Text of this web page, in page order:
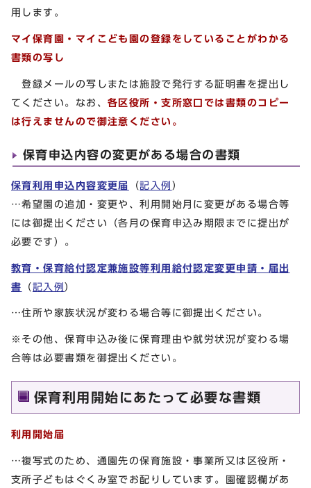
用します。
マイ保育園・マイこども園の登録をしていることがわかる
書類の写し
登録メールの写しまたは施設で発行する証明書を提出し
てください。なお、 各区役所・支所窓口では書類のコピー
は行えませんので御注意ください。
保育申込内容の変更がある場合の書類
保育利用申込内容変更届 （記入例 ）
…希望園の追加・変更や、利用開始月に変更がある場合等
には御提出ください（各月の保育申込み期限までに提出が
必要です）。
教育・保育給付認定兼施設等利用給付認定変更申請・届出
書 （記入例）
…住所や家族状況が変わる場合等に御提出ください。
※その他、保育申込み後に保育理由や就労状況が変わる場
合等は必要書類を御提出ください。
保育利用開始にあたって必要な書類
利用開始届
…複写式のため、通園先の保育施設・事業所又は区役所・
支所子どもはぐくみ室でお配りしています。園確認欄があ